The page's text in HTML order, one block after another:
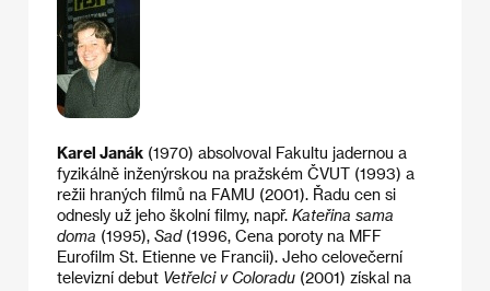
Karel Janák (1970) absolvoval Fakultu jadernou a
fyzikálně inženýrskou na pražském ČVUT (1993) a
režii hraných filmů na FAMU (2001). Řadu cen si
odnesly už jeho školní filmy, např. Kateřina sama
doma (1995), Sad(1996, Cena poroty na MFF
Eurofilm St. Etienne ve Francii). Jeho celovečerní
televizní debut Vetřelci v Coloradu (2001) získal na